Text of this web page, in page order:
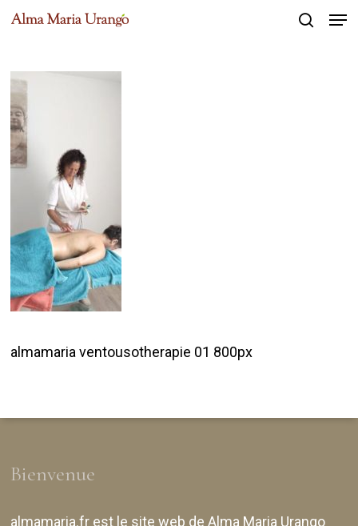
Skip
content
almamaria ventousotherapie 01 800px
Bienvenue
almamaria.fr est le site web deAlma Maria Urango